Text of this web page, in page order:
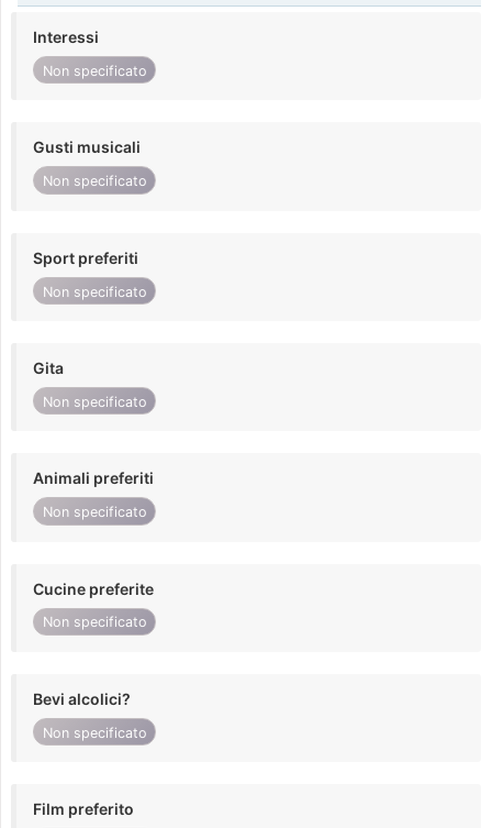
Interessi
Non specificato
Gusti musicali
Non specificato
Sport preferiti
Non specificato
Gita
Non specificato
Animali preferiti
Non specificato
Cucine preferite
Non specificato
Bevi alcolici?
Non specificato
Film preferito